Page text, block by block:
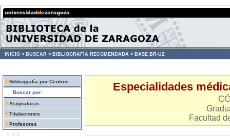
INICIO > BUSCAR > BIBLIOGRAFÍA RECOMENDADA > BASE BR-UZ
Bibliografía por Centros
Buscar por:
Asignaturas
Titulaciones
Profesores
v. 0.1
Especialidades
Facultad